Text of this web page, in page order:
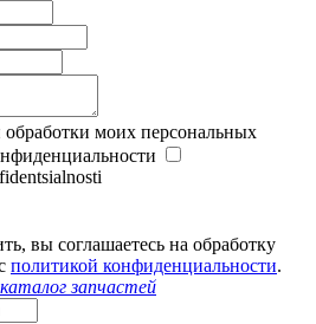
моих персональных
вы соглашаетесь на обработку
политикой конфиденциальности.
запчастей